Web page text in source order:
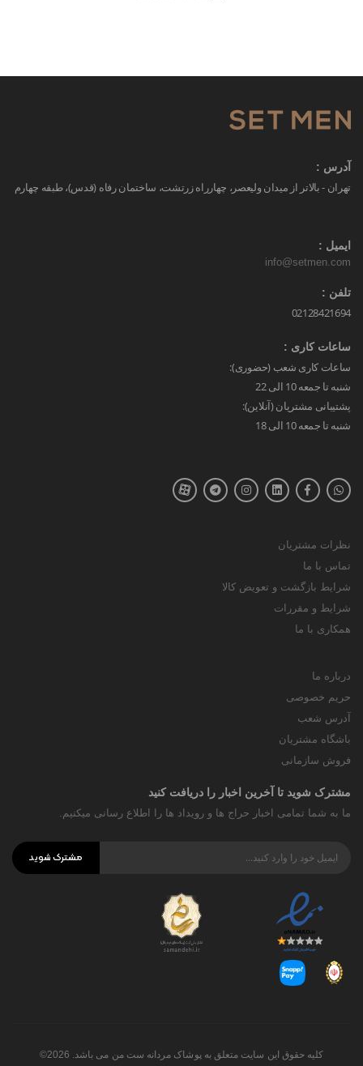
آدرس :
تهران - بالاتر از میدان ولیعصر، چهارراه زرتشت، ساختمان رفاه (قدس)، طبقه چهارم
ایمیل :
info@setmen.com
تلفن :
02128421694
ساعات کاری :
ساعات کاری شعب (حضوری):
شنبه تا جمعه 10 الی 22
پشتیبانی مشتریان (آنلاین):
شنبه تا جمعه 10 الی 18
نظرات مشتریان
تماس با ما
شرایط بازگشت و تعویض کالا
شرایط و مقررات
همکاری با ما
درباره ما
حریم خصوصی
آدرس شعب
باشگاه مشتریان
فروش سازمانی
مشترک شوید تا آخرین اخبار را دریافت کنید
ما به شما تمامی اخبار حراج ها و رویداد ها را اطلاع رسانی میکنیم.
مشترک شوید
کلیه حقوق این سایت متعلق به پوشاک مردانه ست من می باشد. 2026©